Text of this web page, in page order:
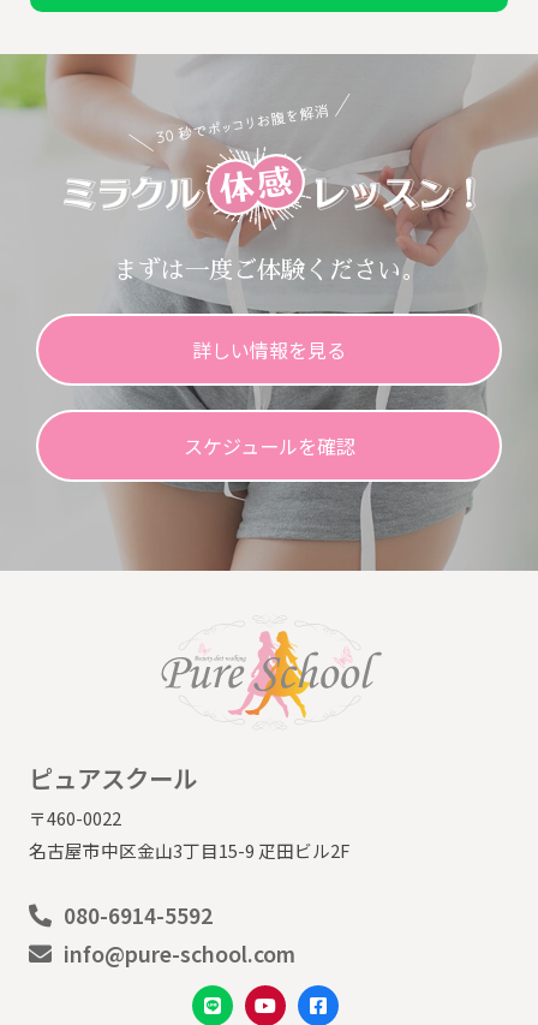
まずは一度ご体験ください。
詳しい情報を見る
スケジュールを確認
ピュアスクール
〒460-0022
名古屋市中区金山3丁目15-9 疋田ビル2F
080-6914-5592
info@pure-school.com